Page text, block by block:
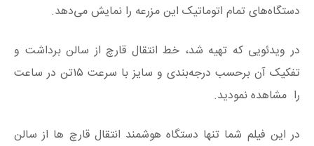
دستگاه‌های تمام اتوماتیک این مزرعه را نمایش می‌دهد.
در ویدئویی که تهیه شد، خط انتقال قارچ از سالن برداشت و
تفکیک آن برحسب درجه‌بندی و سایز با سرعت ١٥تن در ساعت
را مشاهده نمودید.
در این فیلم شما تنها دستگاه هوشمند انتقال قارچ ها از سالن